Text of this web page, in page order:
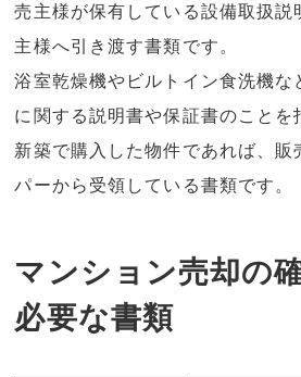
売主様が保有している設備取扱説
主様へ引き渡す書類です。
浴室乾燥機やビルトイン食洗機な
に関する説明書や保証書のことを
新築で購入した物件であれば、販
パーから受領している書類です。
マンション売却の
必要な書類